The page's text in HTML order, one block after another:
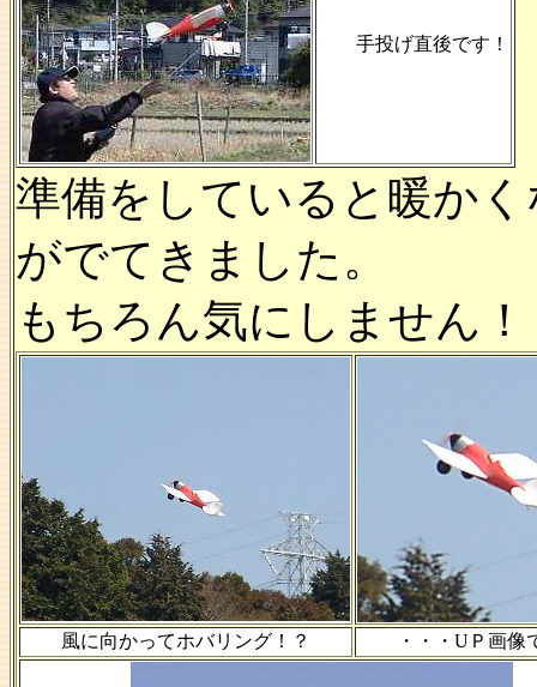
手投げ直後です！
準備をしていると暖か
がでてきました。
もちろん気にしません！
風に向かってホバリング！？ ・・・UＰ画像